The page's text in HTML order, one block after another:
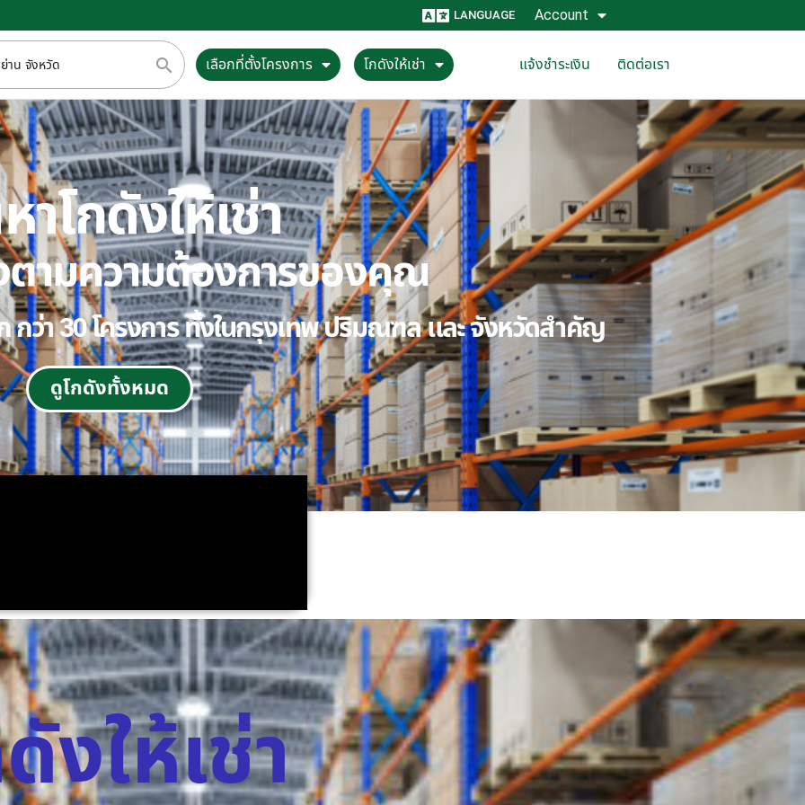
LANGUAGE Account
เลือกที่ตั้งโครงการ โกดังให้เช่า แจ้งชำระเงิน ติดต่อเรา
โกดังให้เช่า
ตามความต้องการของคุณ
กว่า 30 โครงการ ทั้งในกรุงเทพ ปริมณฑล และ จังหวัดสำคัญ
ดูโกดังทั้งหมด
งให้เช่า